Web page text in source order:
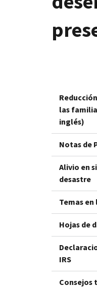
las
inglés)
Notas de
Alivio en
desastre
Temas
Hojas de
IRS
Consejos